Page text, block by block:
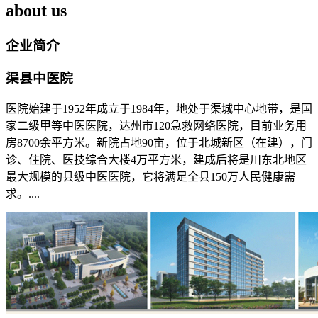
about us
企业简介
渠县中医院
医院始建于1952年成立于1984年，地处于渠城中心地带，是国
家二级甲等中医医院，达州市120急救网络医院，目前业务用
房8700余平方米。新院占地90亩，位于北城新区（在建），门
诊、住院、医技综合大楼4万平方米，建成后将是川东北地区
最大规模的县级中医医院，它将满足全县150万人民健康需
求。....